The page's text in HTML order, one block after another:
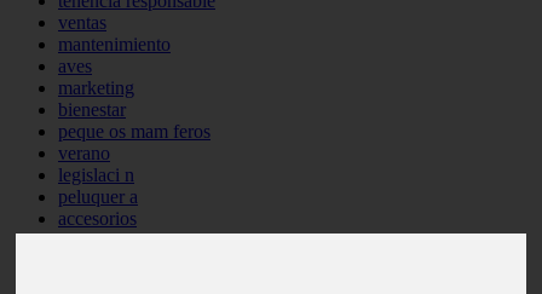
ventas
mantenimiento
aves
marketing
bienestar
peque os mam feros
verano
legislaci n
peluquer a
accesorios
peluquer a canina